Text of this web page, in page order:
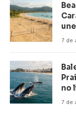
7 de
no
7 de